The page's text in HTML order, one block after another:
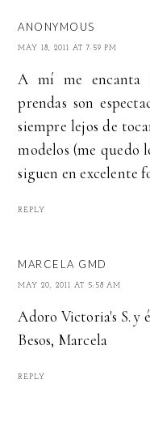
ANONYMOUS
MAY 18, 2011 AT 7:59 PM
A mí me encanta
prendas son
siempre lejos de
modelos (me quedo
siguen en excelente
REPLY
MARCELA GMD
MAY 20, 2011 AT 5:58 AM
Adoro Victoria's S. y
Besos, Marcela
REPLY